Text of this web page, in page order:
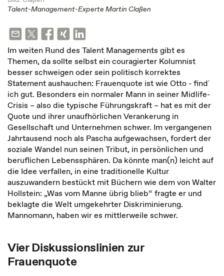
Talent-Management-Experte Martin Claßen
Im weiten Rund des Talent Managements gibt es
Themen, da sollte selbst ein couragierter Kolumnist
besser schweigen oder sein politisch korrektes
Statement aushauchen: Frauenquote ist wie Otto - find´
ich gut. Besonders ein normaler Mann in seiner Midlife-
Crisis – also die typische Führungskraft – hat es mit der
Quote und ihrer unaufhörlichen Verankerung in
Gesellschaft und Unternehmen schwer. Im vergangenen
Jahrtausend noch als Pascha aufgewachsen, fordert der
soziale Wandel nun seinen Tribut, in persönlichen und
beruflichen Lebenssphären. Da könnte man(n) leicht auf
die Idee verfallen, in eine traditionelle Kultur
auszuwandern bestückt mit Büchern wie dem von Walter
Hollstein: „Was vom Manne übrig blieb“ fragte er und
beklagte die Welt umgekehrter Diskriminierung.
Mannomann, haben wir es mittlerweile schwer.
Vier Diskussionslinien zur
Frauenquote